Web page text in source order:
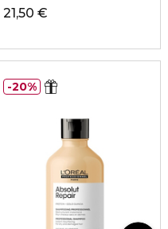
21,50 €
20%